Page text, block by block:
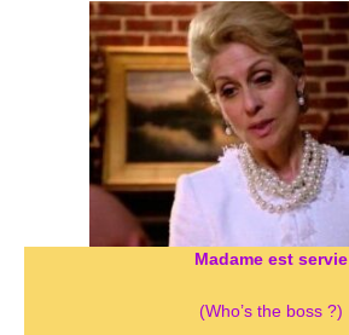
Madame est servie
(Who’s the boss ?)